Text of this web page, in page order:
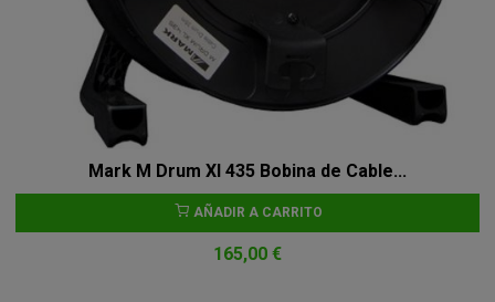
Mark M Drum Xl 435 Bobina de Cable...
AÑADIR A CARRITO
165,00 €